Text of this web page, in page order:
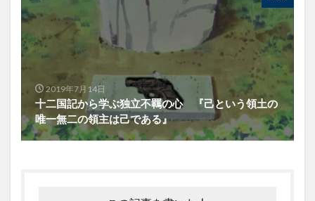
2019年7月14日
十二国記から学ぶ独立不羈の心 『己という領土の
唯一無二の領主は己である』